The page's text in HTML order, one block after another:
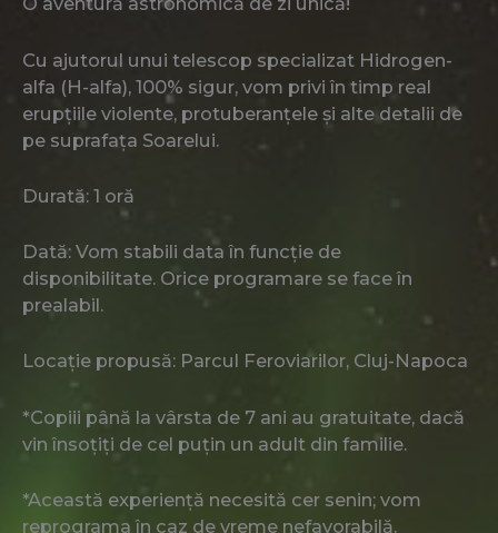
Cu ajutorul unui telescop specializat Hidrogen-
alfa (H-alfa), 100% sigur, vom privi în timp real
erupțiile violente, protuberanțele și alte detalii de
pe suprafața Soarelui.
Durată: 1 oră
Dată: Vom stabili data în funcție de
disponibilitate. Orice programare se face în
prealabil.
Locație propusă: Parcul Feroviarilor, Cluj-Napoca
*Copiii până la vârsta de 7 ani au gratuitate, dacă
vin însoțiți de cel puțin un adult din familie.
*Această experiență necesită cer senin; vom
reprograma în caz de vreme nefavorabilă.